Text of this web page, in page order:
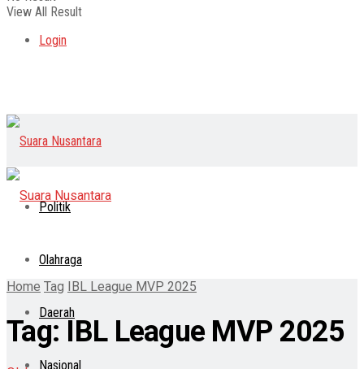
View All Result
Login
Politik
Olahraga
Daerah
Nasional
Home Tag IBL League MVP 2025
Tag: IBL League MVP 2025